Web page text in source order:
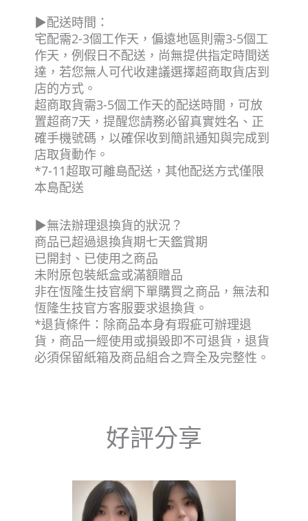
▶配送時間：
宅配需2-3個工作天，偏遠地區則需3-5個工
作天，例假日不配送，尚無提供指定時間送
達，若您無人可代收建議選擇超商取貨店到
店的方式。
超商取貨需3-5個工作天的配送時間，可放
置超商7天，提醒您請務必留真實姓名、正
確手機號碼，以確保收到簡訊通知與完成到
店取貨動作。
*7-11超取可離島配送，其他配送方式僅限
本島配送
▶無法辦理退換貨的狀況？
商品已超過退換貨期七天鑑賞期
已開封、已使用之商品
未附原包裝紙盒或滿額贈品
非在恆隆生技官網下單購買之商品，無法和
恆隆生技官方客服要求退換貨。
*退貨條件：除商品本身有瑕疵可辦理退
貨，商品一經使用或損毀即不可退貨，退貨
必須保留紙箱及商品組合之齊全及完整性。
好評分享